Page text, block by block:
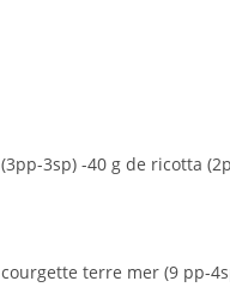
3sp) -40 g de ricotta
terre mer (9 pp-